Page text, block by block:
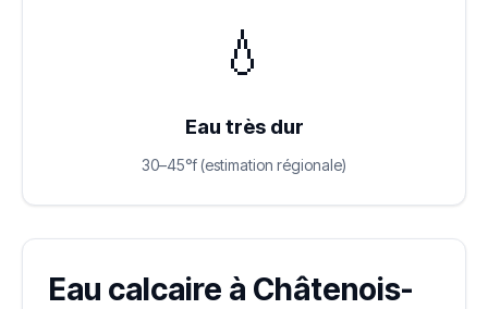
💧
Eau très dur
30–45°f (estimation régionale)
Eau calcaire à Châtenois-